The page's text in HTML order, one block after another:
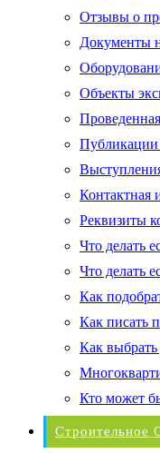
Отзывы о
Документы
Объекты
Публикации
Контактная
Реквизиты
Что делать
Что делать
Как
Как писать
Как
Кто может
Строительное